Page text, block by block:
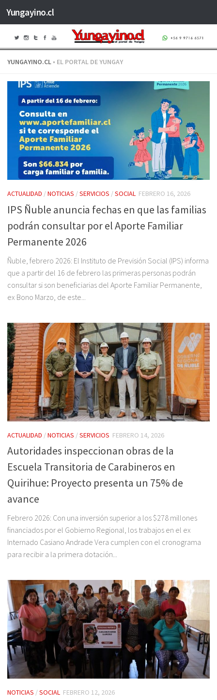
Saltar al contenido
Yungayino.cl
YUNGAYINO.CL • EL PORTAL DE YUNGAY
ACTUALIDAD /NOTICIAS /SERVICIOS /SOCIAL FEBRERO 16, 2026
IPS Ñuble anuncia fechas en que las familias
podrán consultar por el Aporte Familiar
Permanente 2026
Ñuble, febrero 2026: El Instituto de Previsión Social (IPS) informa
que a partir del 16 de febrero las primeras personas podrán
consultar si son beneficiarias del Aporte Familiar Permanente,
ex Bono Marzo, de este...
ACTUALIDAD /NOTICIAS /SERVICIOS FEBRERO 14, 2026
Autoridades inspeccionan obras de la
Escuela Transitoria de Carabineros en
Quirihue: Proyecto presenta un 75% de
avance
Febrero 2026: Con una inversión superior a los $278 millones
financiados por el Gobierno Regional, los trabajos en el ex
Internado Casiano Andrade Vera cumplen con el cronograma
para recibir a la primera dotación...
NOTICIAS /SOCIAL FEBRERO 12, 2026